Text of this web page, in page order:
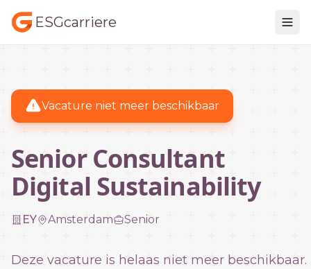
ESGcarriere
Vacature niet meer beschikbaar
Senior Consultant
Digital Sustainability
EY Amsterdam Senior
Deze vacature is helaas niet meer beschikbaar.